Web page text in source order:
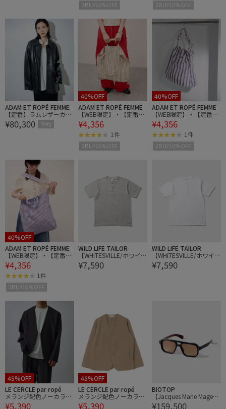
2BUY10%OFF 2BUY10%OFF
ADAM ET ROPÉ FEMME
【定番】ラムレザーカー
コート
¥80,300 予約
40%OFF
ADAM ET ROPÉ FEMME
【WEB限定】・【定番】
ギャザー2WAYショルダ
ーバッグ
¥4,356
1件
2BUY10%OFF
40%OFF
ADAM ET ROPÉ FEMME
【WEB限定】・【定番】
ギャザー2WAYショルダ
ーバッグ
¥4,356
1件
2BUY10%OFF
40%OFF
ADAM ET ROPÉ FEMME
【WEB限定】・【定番】
ギャザー2WAYショルダ
ーバッグ
¥4,356
1件
2BUY10%OFF
WILD LIFE TAILOR
【WHITESVILLE/ホワイツ
ビル】S/S HENLEY T-SHI
RT 2PAC
¥7,590
WILD LIFE TAILOR
【WHITESVILLE/ホワイツ
ビル】S/S HENLEY T-SHI
RT 2PAC
¥7,590
45%OFF
LE CERCLE par ropé
メランジ配色ノーカラー
ジャケット/セットアッ
¥5,390
45%OFF
LE CERCLE par ropé
メランジ配色ノーカラー
ジャケット/セットアッ
¥5,390
BIOTOP
【Jacques Marie Mage】
EVANS
¥159,500